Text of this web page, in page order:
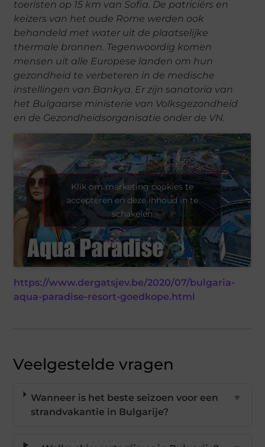
toeristen op 15 km van Sofia. De patriciërs en
keizers van het oude Rome werden ook
behandeld met water uit de plaatselijke
thermale bronnen. Tegenwoordig komen
mensen uit alle Europese landen om hun
gezondheid te verbeteren in de medische
instellingen van Bankya. Er zijn sanatoria van
het Bulgaarse ministerie van Volksgezondheid
en de Gezondheidsorganisatie onder de VN.
Klik om marketing cookies te
accepteren en deze inhoud in te
schakelen
https://www.dergatsjev.be/2020/07/bulgaria-
aqua-paradise-resort-goedkope.html
Veelgestelde vragen
Wanneer is het beste seizoen voor een
strandvakantie in Bulgarije?
▼